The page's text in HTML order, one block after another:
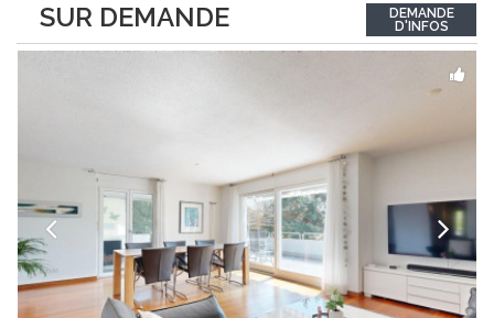
SUR DEMANDE
excavé, cette villa propose une surface habitable utile de plus
de 260 m², soigneusement...
DEMANDE
D'INFOS